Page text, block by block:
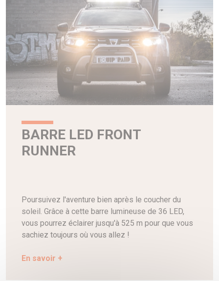
BARRE LED FRONT
RUNNER
Poursuivez l'aventure bien après le coucher du
soleil. Grâce à cette barre lumineuse de 36 LED,
vous pourrez éclairer jusqu'à 525 m pour que vous
sachiez toujours où vous allez !
En savoir +